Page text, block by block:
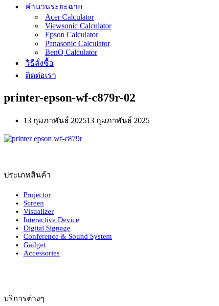
คำนวนระยะฉาย
Acer Calculator
Viewsonic Calculator
Epson Calculator
Panasonic Calculator
BenQ Calculator
วิธีสั่งซื้อ
ติดต่อเรา
printer-epson-wf-c879r-02
13 กุมภาพันธ์ 202513 กุมภาพันธ์ 2025
ประเภทสินค้า
Projector
Screen
Visualizer
Interactive Device
Digital Signage
Conference & Sound System
Gadget
Accessories
บริการต่างๆ